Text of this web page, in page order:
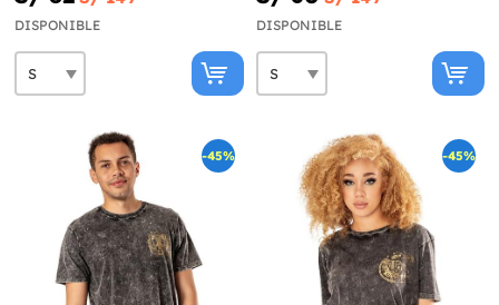
DISPONIBLE DISPONIBLE
-45% -45%